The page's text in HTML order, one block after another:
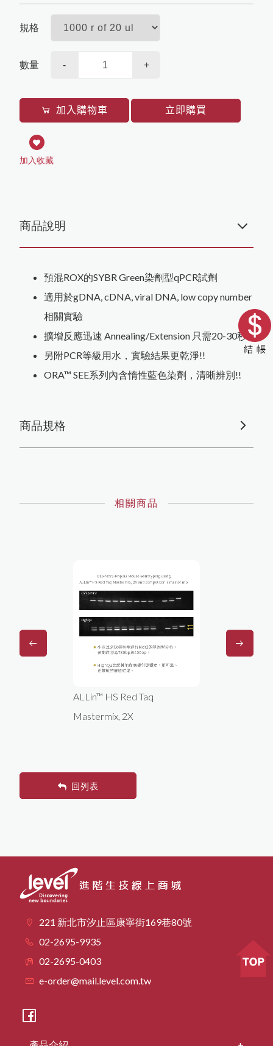
Agilent
規格
數量 - +
加入購物車 立即購買
加入收藏
商品說明
預混ROX的SYBR Green染劑型qPCR試劑
適用於gDNA, cDNA, viral DNA, low copy number
相關實驗
擴增反應迅速 Annealing/Extension 只需20-30秒!!
另附PCR等級用水，實驗結果更乾淨!!
ORA™ SEE系列內含惰性藍色染劑，清晰辨別!!
商品規格
相關商品
ALLin™ HS Red Taq
Mastermix, 2X
回列表
221 新北市汐止區康寧街169巷80號
02-2695-9935
02-2695-0403
e-order@mail.level.com.tw